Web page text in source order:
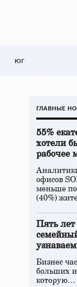
ЮГ
ГЛАВНЫЕ
55%
хотели
рабочее
офисов
меньше
(40%)
Пять
Бизнес
больших
которую…